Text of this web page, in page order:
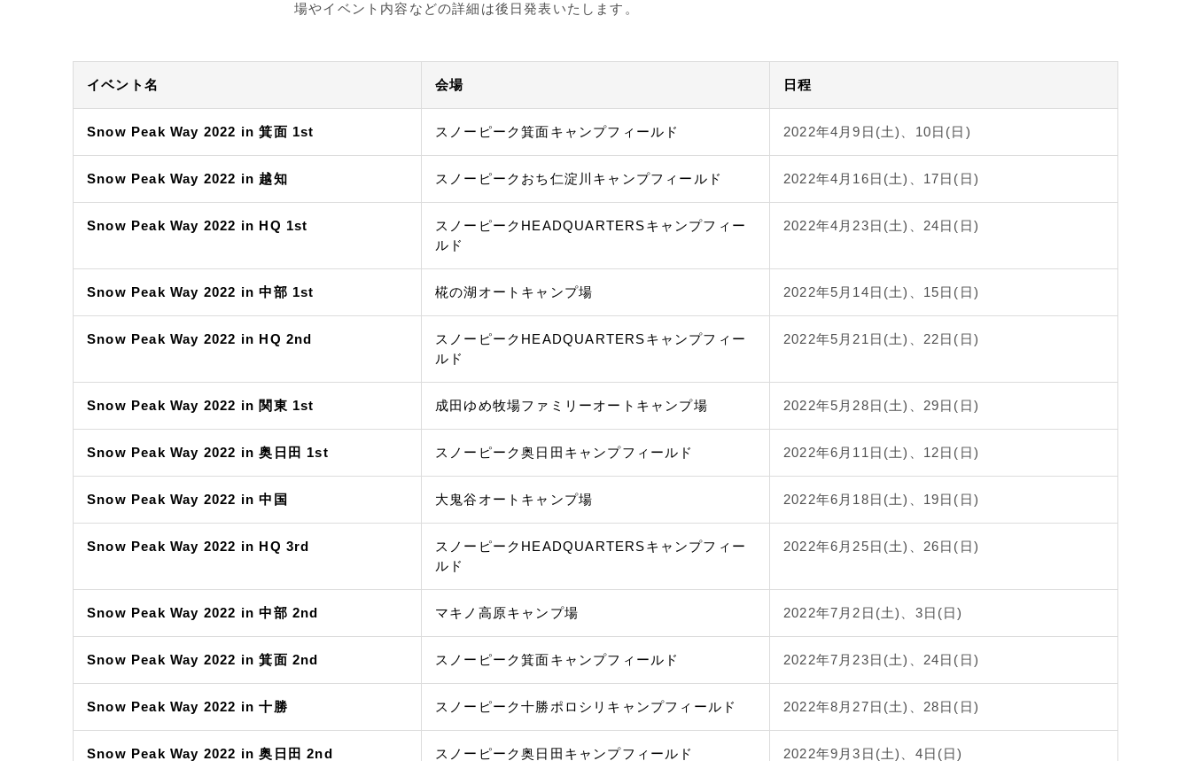
場やイベント内容などの詳細は後日発表いたします。
イベント名 会場 日程
Snow Peak Way 2022 in 箕面 1st スノーピーク箕面キャンプフィールド 2022年4月9日(土)、10日(日)
Snow Peak Way 2022 in 越知 スノーピークおち仁淀川キャンプフィールド 2022年4月16日(土)、17日(日)
Snow Peak Way 2022 in HQ 1st
スノーピークHEADQUARTERSキャンプフィー
ルド
2022年4月23日(土)、24日(日)
Snow Peak Way 2022 in 中部 1st 椛の湖オートキャンプ場 2022年5月14日(土)、15日(日)
Snow Peak Way 2022 in HQ 2nd
スノーピークHEADQUARTERSキャンプフィー
ルド
2022年5月21日(土)、22日(日)
Snow Peak Way 2022 in 関東 1st 成田ゆめ牧場ファミリーオートキャンプ場 2022年5月28日(土)、29日(日)
Snow Peak Way 2022 in 奥日田 1st スノーピーク奥日田キャンプフィールド 2022年6月11日(土)、12日(日)
Snow Peak Way 2022 in 中国 大鬼谷オートキャンプ場 2022年6月18日(土)、19日(日)
Snow Peak Way 2022 in HQ 3rd
スノーピークHEADQUARTERSキャンプフィー
ルド
2022年6月25日(土)、26日(日)
Snow Peak Way 2022 in 中部 2nd マキノ高原キャンプ場 2022年7月2日(土)、3日(日)
Snow Peak Way 2022 in 箕面 2nd スノーピーク箕面キャンプフィールド 2022年7月23日(土)、24日(日)
Snow Peak Way 2022 in 十勝 スノーピーク十勝ポロシリキャンプフィールド 2022年8月27日(土)、28日(日)
Snow Peak Way 2022 in 奥日田 2nd スノーピーク奥日田キャンプフィールド 2022年9月3日(土)、4日(日)